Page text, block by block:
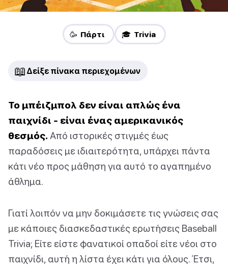
🥳 Πάρτι 🎓 Trivia
📖 Δείξε πίνακα περιεχομένων
Το μπέιζμπολ δεν είναι απλώς ένα
παιχνίδι - είναι ένας αμερικανικός
θεσμός. Από ιστορικές στιγμές έως
παραδόσεις με ιδιαιτερότητα, υπάρχει πάντα
κάτι νέο προς μάθηση για αυτό το αγαπημένο
άθλημα.
Γιατί λοιπόν να μην δοκιμάσετε τις γνώσεις σας
με κάποιες διασκεδαστικές ερωτήσεις Baseball
Trivia; Είτε είστε φανατικοί οπαδοί είτε νέοι στο
παιχνίδι, αυτή η λίστα έχει κάτι για όλους. Έτσι,